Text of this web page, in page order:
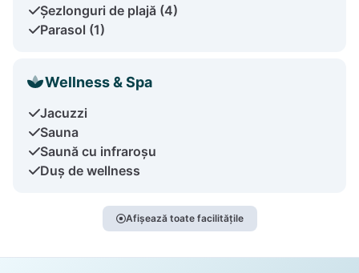
Șezlonguri de plajă (4)
Parasol (1)
Wellness & Spa
Jacuzzi
Sauna
Saună cu infraroșu
Duș de wellness
Afișează toate facilitățile